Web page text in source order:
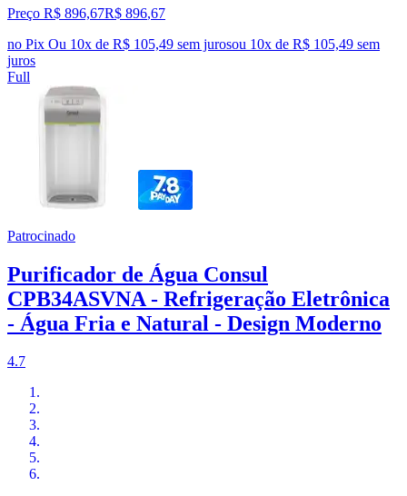
Preço R$ 896,67R$ 896,67
no Pix Ou 10x de R$ 105,49 sem jurosou 10x de R$ 105,49 sem
juros
Full
Patrocinado
Purificador de Água Consul
CPB34ASVNA - Refrigeração Eletrônica
- Água Fria e Natural - Design Moderno
4.7